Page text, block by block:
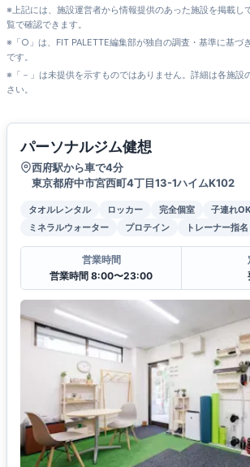
※上記には、施設運営者から情報提供のあった施設を掲載し
覧で確認できます。
※「○」は、FIT PALETTE編集部が独自の調査・基準に基づ
です。
※「－」は未提供を示すものではありません。詳細は各施設
さい。
パーソナルジム健想
西府駅から車で4分
東京都府中市宮西町4丁目13-1ハイムK102
タオルレンタル ロッカー 完全個室
子連れOK
ミネラルウォーター
プロテイン トレーナー指名
営業時間
営業時間 8:00〜23:00